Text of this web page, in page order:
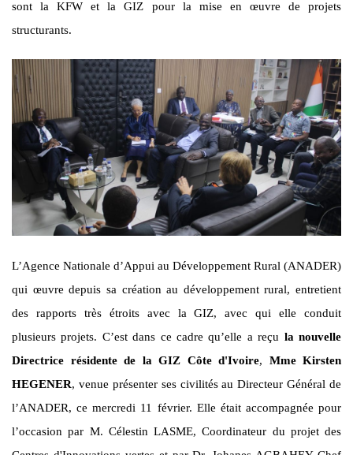
sont la KFW et la GIZ pour la mise en œuvre de projets
structurants.
L’Agence Nationale d’Appui au Développement Rural (ANADER)
qui œuvre depuis sa création au développement rural, entretient
des rapports très étroits avec la GIZ, avec qui elle conduit
plusieurs projets. C’est dans ce cadre qu’elle a reçu la nouvelle
Directrice résidente de la GIZ Côte d'Ivoire, Mme Kirsten
HEGENER, venue présenter ses civilités au Directeur Général de
l’ANADER, ce mercredi 11 février. Elle était accompagnée pour
l’occasion par M. Célestin LASME, Coordinateur du projet des